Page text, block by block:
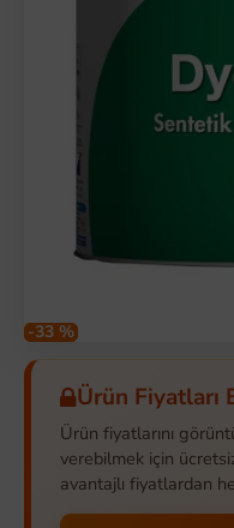
-33 %
Ürün Fiyatları
Ürün fiyatlarını
verebilmek için
avantajlı fiyatlardan